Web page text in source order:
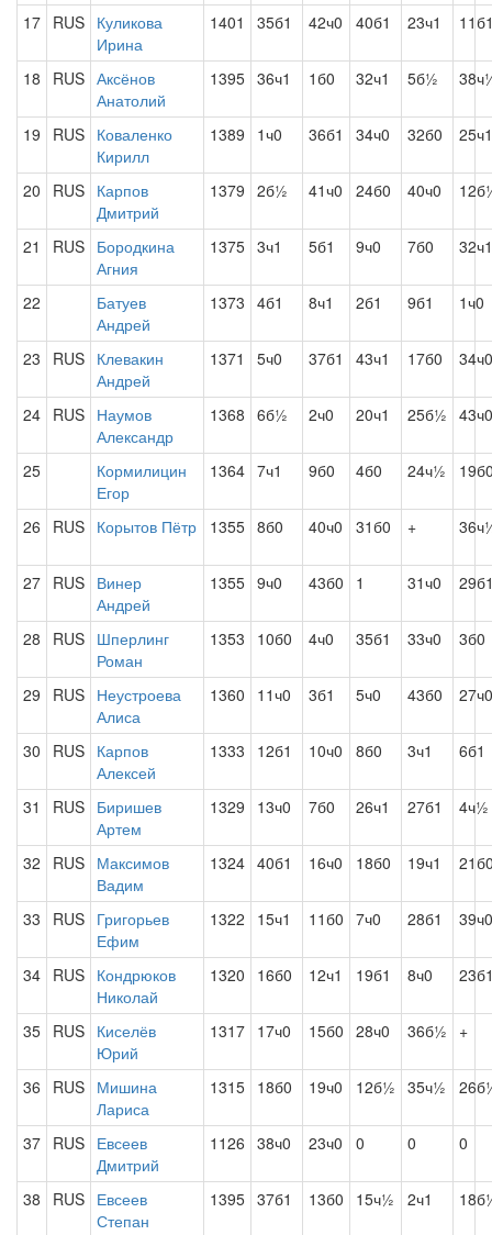
17 RUS Куликова
Ирина
1401 35б1 42ч0 40б1 23ч1
18 RUS Аксёнов
Анатолий
1395 36ч1 1б0 32ч1 5б½
19 RUS Коваленко
Кирилл
1389 1ч0 36б1 34ч0 32б0 25ч1
20 RUS Карпов
Дмитрий
1379 2б½ 41ч0 24б0 40ч0
21 RUS Бородкина
Агния
1375 3ч1 5б1 9ч0 7б0 32ч1
22
Батуев
Андрей
1373 4б1 8ч1 2б1 9б1 1ч0
23 RUS Клевакин
Андрей
1371 5ч0 37б1 43ч1 17б0 34ч0
24 RUS Наумов
Александр
1368 6б½ 2ч0 20ч1 25б½ 43ч0
25
Кормилицин
Егор
1364 7ч1 9б0 4б0 24ч½
26 RUS Корытов Пётр 1355 8б0 40ч0 31б0 +
27 RUS Винер
Андрей
1355 9ч0 43б0 1 31ч0
28 RUS Шперлинг
Роман
1353 10б0 4ч0 35б1 33ч0 3б0
29 RUS Неустроева
Алиса
1360 11ч0 3б1 5ч0 43б0 27ч0
30 RUS Карпов
Алексей
1333 12б1 10ч0 8б0 3ч1 6б1
31 RUS Биришев
Артем
1329 13ч0 7б0 26ч1 27б1 4ч½
32 RUS Максимов
Вадим
1324 40б1 16ч0 18б0 19ч1
33 RUS Григорьев
Ефим
1322 15ч1 11б0 7ч0 28б1 39ч0
34 RUS Кондрюков
Николай
1320 16б0 12ч1 19б1 8ч0
35 RUS Киселёв
Юрий
1317 17ч0 15б0 28ч0 36б½ +
36 RUS Мишина
Лариса
1315 18б0 19ч0 12б½ 35ч½
37 RUS Евсеев
Дмитрий
1126 38ч0 23ч0 0 0 0
38 RUS Евсеев
Степан
1395 37б1 13б0 15ч½ 2ч1